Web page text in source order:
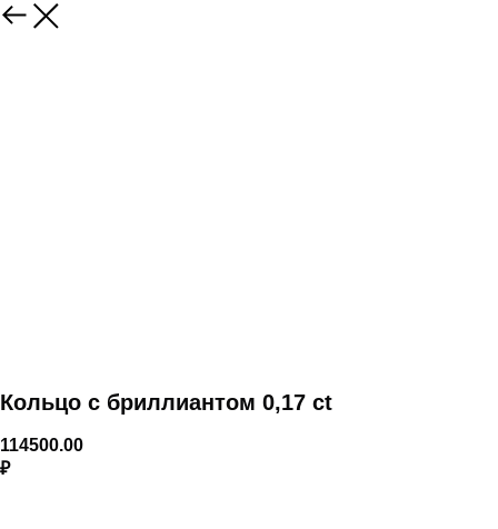
Кольцо с бриллиантом 0,17 ct
114500.00
₽